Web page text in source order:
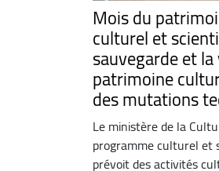
Mois du
culturel et
sauvegarde et
patrimoine
des mutations
Le ministère de la
programme culturel et
prévoit des activités